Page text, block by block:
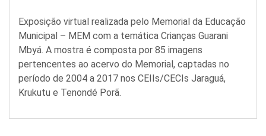
Exposição virtual realizada pelo Memorial da Educação
Municipal – MEM com a temática Crianças Guarani
Mbyá. A mostra é composta por 85 imagens
pertencentes ao acervo do Memorial, captadas no
período de 2004 a 2017 nos CEIIs/CECIs Jaraguá,
Krukutu e Tenondé Porã.